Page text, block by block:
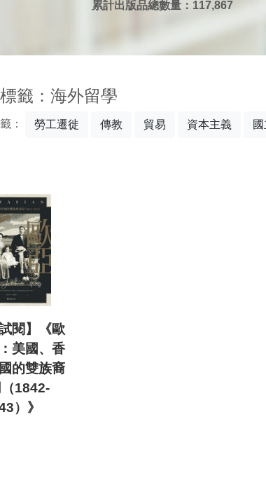
累計出版品總數量：117,867
籤：海外留學
： 勞工遷徙 傳教 貿易 資本主義
試閱】《歐
美國、香
的雙族裔
1842-
）》